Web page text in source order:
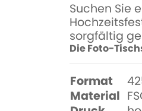
Suchen Sie
sorgfältig
Die Foto-
Format
Material